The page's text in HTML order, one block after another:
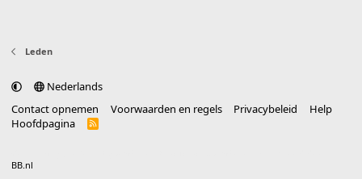
Leden
Nederlands
Contact opnemen
Voorwaarden en regels Privacybeleid
Help
Hoofdpagina
R
BB.nl